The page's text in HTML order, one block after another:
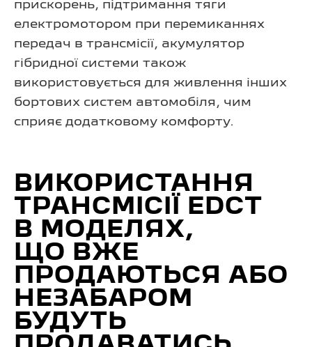
прискорень, підтримання тяги
електромотором при перемиканнях
передач в трансмісії, акумулятор
гібридної системи також
використовується для живлення інших
бортових систем автомобіля, чим
сприяє додатковому комфорту.
ВИКОРИСТАННЯ
ТРАНСМІСІЇ EDCT
В МОДЕЛЯХ,
ЩО ВЖЕ
ПРОДАЮТЬСЯ АБО
НЕЗАБАРОМ
БУДУТЬ